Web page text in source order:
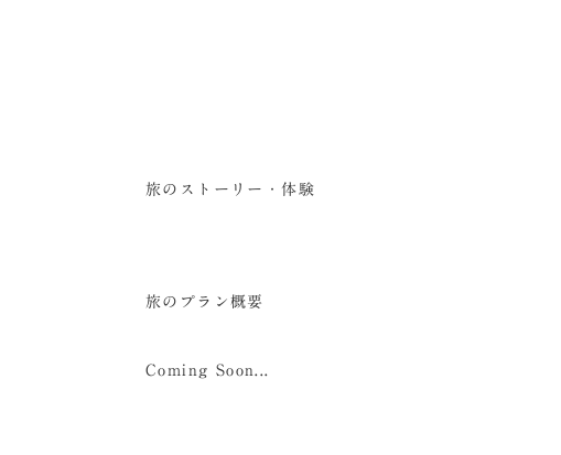
旅のストーリー・体験
旅のプラン概要
Coming Soon...